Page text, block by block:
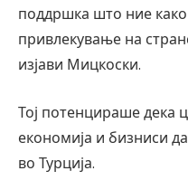
поддршка што ние како
привлекување на
изјави Мицкоски.
Тој потенцираше дека
економија и бизниси
во Турција.